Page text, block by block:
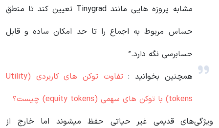
مشابه پروزه هایی مانند Tinygrad تعیین کند تا منطق
حساس مربوط به اجماع را تا حد امکان ساده و قابل
حسابرسی نگه دارد.”
همچنین بخوانید :
تفاوت توکن های کاربردی (Utility
tokens) با توکن های سهمی (equity tokens) چیست؟
ویژگی‌های قدیمی غیر حیاتی حفظ میشوند اما خارج از